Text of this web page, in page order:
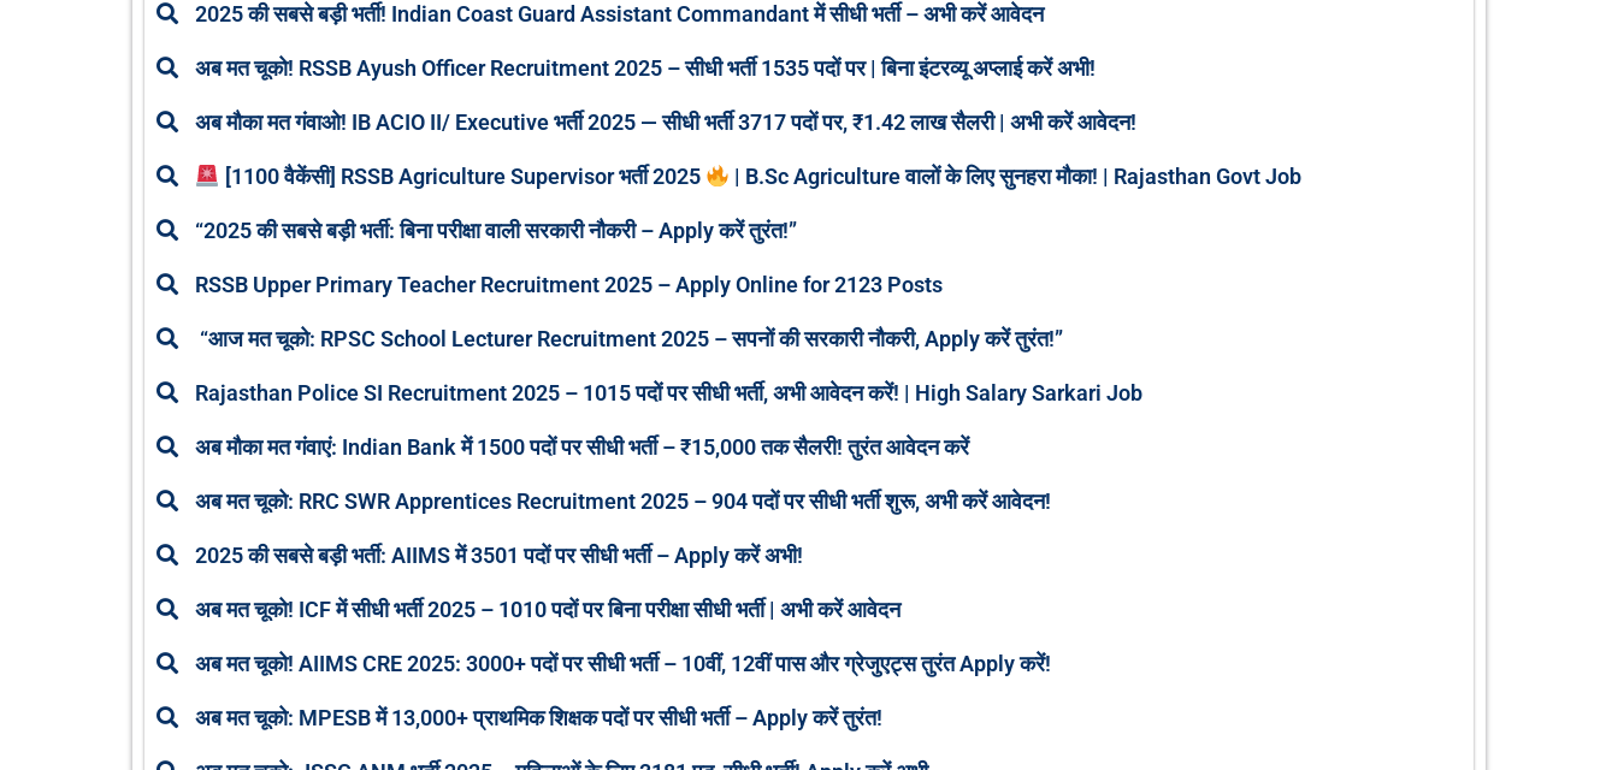
2025 की सबसे बड़ी भर्ती! Indian Coast Guard Assistant Commandant में सीधी भर्ती – अभी करें आवेदन
अब मत चूको! RSSB Ayush Officer Recruitment 2025 – सीधी भर्ती 1535 पदों पर | बिना इंटरव्यू अप्लाई करें अभी!
अब मौका मत गंवाओ! IB ACIO II/ Executive भर्ती 2025 — सीधी भर्ती 3717 पदों पर, ₹1.42 लाख सैलरी | अभी करें आवेदन!
[1100 वैकेंसी] RSSB Agriculture Supervisor भर्ती 2025 | B.Sc Agriculture वालों के लिए सुनहरा मौका! | Rajasthan Govt Job
“2025 की सबसे बड़ी भर्ती: बिना परीक्षा वाली सरकारी नौकरी – Apply करें तुरंत!”
RSSB Upper Primary Teacher Recruitment 2025 – Apply Online for 2123 Posts
“आज मत चूको: RPSC School Lecturer Recruitment 2025 – सपनों की सरकारी नौकरी, Apply करें तुरंत!”
Rajasthan Police SI Recruitment 2025 – 1015 पदों पर सीधी भर्ती, अभी आवेदन करें! | High Salary Sarkari Job
अब मौका मत गंवाएं: Indian Bank में 1500 पदों पर सीधी भर्ती – ₹15,000 तक सैलरी! तुरंत आवेदन करें
अब मत चूको: RRC SWR Apprentices Recruitment 2025 – 904 पदों पर सीधी भर्ती शुरू, अभी करें आवेदन!
2025 की सबसे बड़ी भर्ती: AIIMS में 3501 पदों पर सीधी भर्ती – Apply करें अभी!
अब मत चूको! ICF में सीधी भर्ती 2025 – 1010 पदों पर बिना परीक्षा सीधी भर्ती | अभी करें आवेदन
अब मत चूको! AIIMS CRE 2025: 3000+ पदों पर सीधी भर्ती – 10वीं, 12वीं पास और ग्रेजुएट्स तुरंत Apply करें!
अब मत चूको: MPESB में 13,000+ प्राथमिक शिक्षक पदों पर सीधी भर्ती – Apply करें तुरंत!